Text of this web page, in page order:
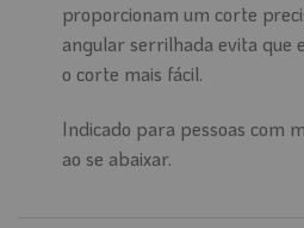
proporcionam um corte
angular serrilhada evita que
o corte mais fácil.
Indicado para pessoas com
ao se abaixar.